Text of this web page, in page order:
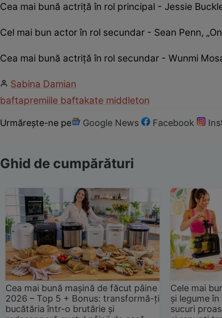
Cea mai bună actriță în rol principal - Jessie
Cel mai bun actor în rol secundar - Sean Penn,
Cea mai bună actriță în rol secundar - Wunmi
Sabina Damian
baftapremiile baftakate middleton
Urmărește-ne pe Google News Facebook
Ghid de cumpărături
Cea mai bună mașină de făcut pâine
2026 – Top 5 + Bonus: transformă-ți
bucătăria într-o brutărie și
Cele mai
și legume
sucuri